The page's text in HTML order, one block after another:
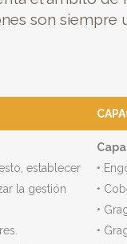
son
establecer
la gestión
•
•
•
•